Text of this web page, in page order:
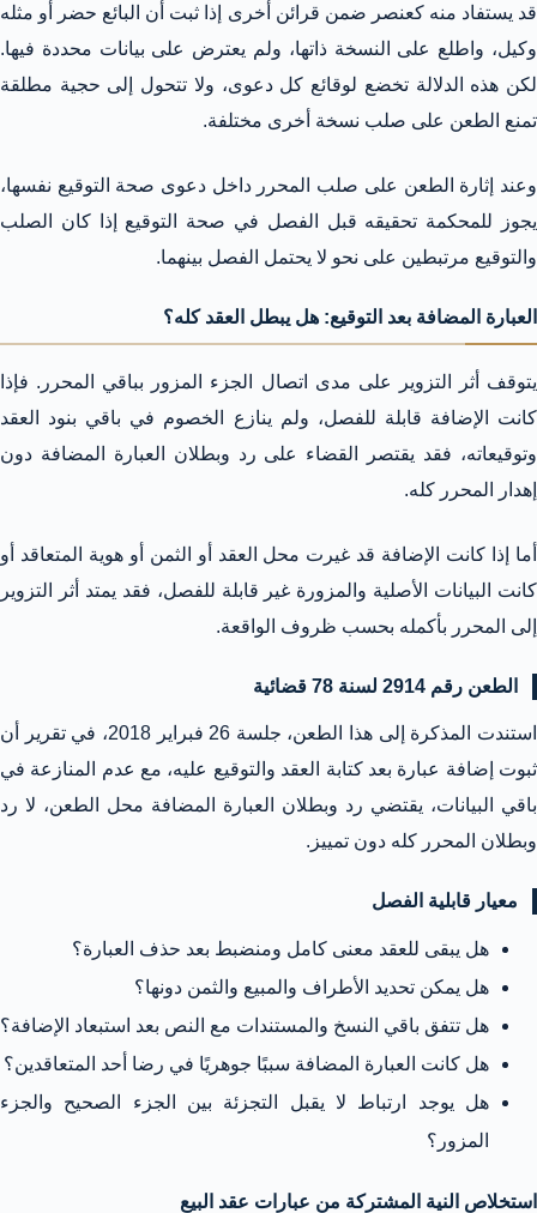
قد يستفاد منه كعنصر ضمن قرائن أخرى إذا ثبت أن البائع حضر أو مثله
وكيل، واطلع على النسخة ذاتها، ولم يعترض على بيانات محددة فيها.
لكن هذه الدلالة تخضع لوقائع كل دعوى، ولا تتحول إلى حجية مطلقة
تمنع الطعن على صلب نسخة أخرى مختلفة.
وعند إثارة الطعن على صلب المحرر داخل دعوى صحة التوقيع نفسها،
يجوز للمحكمة تحقيقه قبل الفصل في صحة التوقيع إذا كان الصلب
والتوقيع مرتبطين على نحو لا يحتمل الفصل بينهما.
العبارة المضافة بعد التوقيع: هل يبطل العقد كله؟
يتوقف أثر التزوير على مدى اتصال الجزء المزور بباقي المحرر. فإذا
كانت الإضافة قابلة للفصل، ولم ينازع الخصوم في باقي بنود العقد
وتوقيعاته، فقد يقتصر القضاء على رد وبطلان العبارة المضافة دون
إهدار المحرر كله.
أما إذا كانت الإضافة قد غيرت محل العقد أو الثمن أو هوية المتعاقد أو
كانت البيانات الأصلية والمزورة غير قابلة للفصل، فقد يمتد أثر التزوير
إلى المحرر بأكمله بحسب ظروف الواقعة.
الطعن رقم 2914 لسنة 78 قضائية
استندت المذكرة إلى هذا الطعن، جلسة 26 فبراير 2018، في تقرير أن
ثبوت إضافة عبارة بعد كتابة العقد والتوقيع عليه، مع عدم المنازعة في
باقي البيانات، يقتضي رد وبطلان العبارة المضافة محل الطعن، لا رد
وبطلان المحرر كله دون تمييز.
معيار قابلية الفصل
هل يبقى للعقد معنى كامل ومنضبط بعد حذف العبارة؟
هل يمكن تحديد الأطراف والمبيع والثمن دونها؟
هل تتفق باقي النسخ والمستندات مع النص بعد استبعاد الإضافة؟
هل كانت العبارة المضافة سببًا جوهريًا في رضا أحد المتعاقدين؟
هل يوجد ارتباط لا يقبل التجزئة بين الجزء الصحيح والجزء
المزور؟
استخلاص النية المشتركة من عبارات عقد البيع